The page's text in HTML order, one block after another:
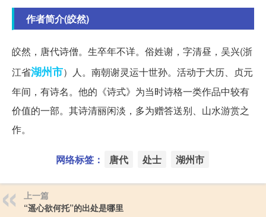
作者简介(皎然)
皎然，唐代诗僧。生卒年不详。俗姓谢，字清昼，吴兴(浙
江省湖州市）人。南朝谢灵运十世孙。活动于大历、贞元
年间，有诗名。他的《诗式》为当时诗格一类作品中较有
价值的一部。其诗清丽闲淡，多为赠答送别、山水游赏之
作。
网络标签： 唐代 处士 湖州市
上一篇
“遥心欲何托”的出处是哪里